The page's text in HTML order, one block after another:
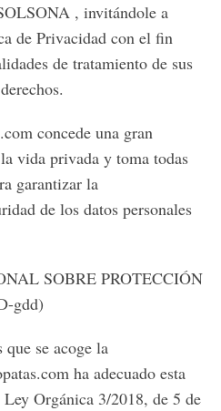
, invitándole a
de Privacidad con el fin
de tratamiento de sus
concede una gran
vida privada y toma todas
garantizar la
de los datos personales
SOBRE PROTECCIÓN
gdd)
que se acoge la
ha adecuado esta
Orgánica 3/2018, de 5 de